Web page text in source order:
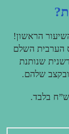
הראשון!
השלם
שנותנת
שלהם.